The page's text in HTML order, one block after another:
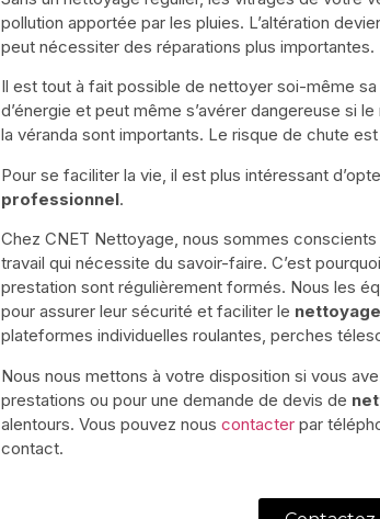
pollution apportée par les pluies. L’altération
peut nécessiter des réparations plus importantes.
Il est tout à fait possible de nettoyer soi-même
d’énergie et peut même s’avérer dangereuse si
la véranda sont importants. Le risque de chute
Pour se faciliter la vie, il est plus intéressant
professionnel.
Chez CNET Nettoyage, nous sommes
travail qui nécessite du savoir-faire. C’est
prestation sont régulièrement formés. Nous les
pour assurer leur sécurité et faciliter le
plateformes individuelles roulantes, perches
Nous nous mettons à votre disposition si vous
prestations ou pour une demande de devis de
alentours. Vous pouvez nous contacter par
contact.